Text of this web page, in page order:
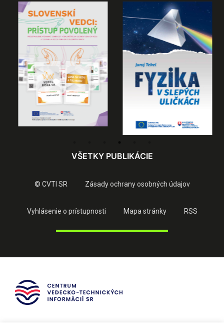
VŠETKY PUBLIKÁCIE
© CVTI SR Zásady ochrany osobných údajov
Vyhlásenie o prístupnosti Mapa stránky RSS